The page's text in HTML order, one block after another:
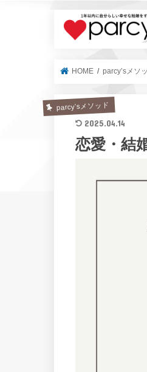
HOME parcy’sメソ
parcy’sメソッド
2025.04.14
恋愛・結